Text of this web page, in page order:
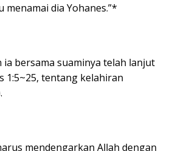
dia Yohanes.”*
ia bersama suaminya telah lanjut
1:5~25, tentang kelahiran
mendengarkan Allah dengan